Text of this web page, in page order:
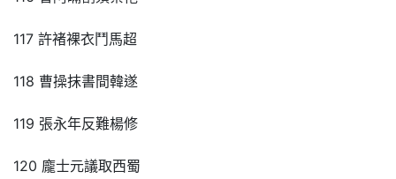
117 許褚裸衣鬥馬超
118 曹操抹書間韓遂
119 張永年反難楊修
120 龐士元議取西蜀